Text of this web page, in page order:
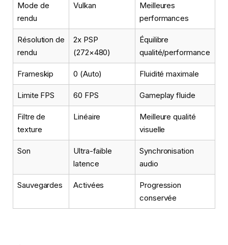
Mode de
rendu
Vulkan
Meilleures
performances
Résolution de
rendu
2x PSP
(272×480)
Équilibre
qualité/performance
Frameskip 0 (Auto) Fluidité maximale
Limite FPS 60 FPS Gameplay fluide
Filtre de
texture
Linéaire
Meilleure qualité
visuelle
Son
Ultra-faible
latence
Synchronisation
audio
Sauvegardes Activées
Progression
conservée